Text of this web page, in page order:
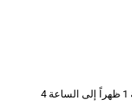
من الاثنين إلى الجمعة من الساعة 1 ظهراً إلى الساعة 4